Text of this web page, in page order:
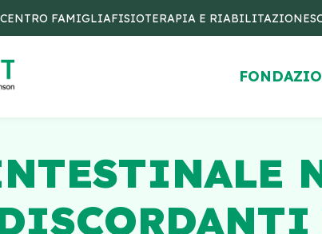
CENTRO FAMIGLIAFISIOTERAPIA E RIABILITAZIONE